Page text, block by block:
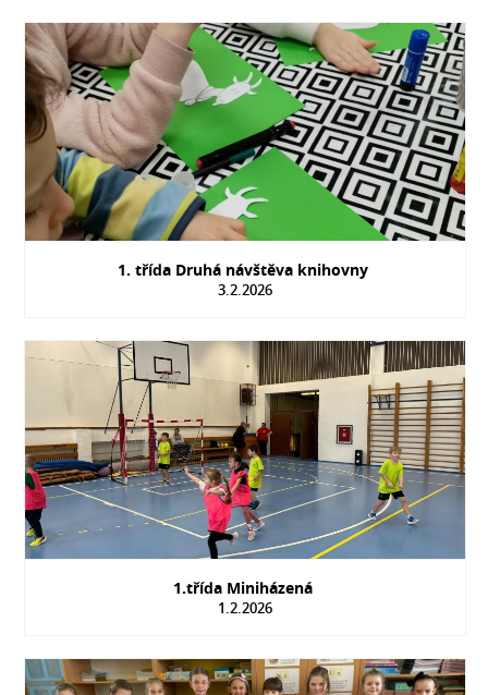
1. třída Druhá návštěva knihovny
3.2.2026
1.třída Miniházená
1.2.2026